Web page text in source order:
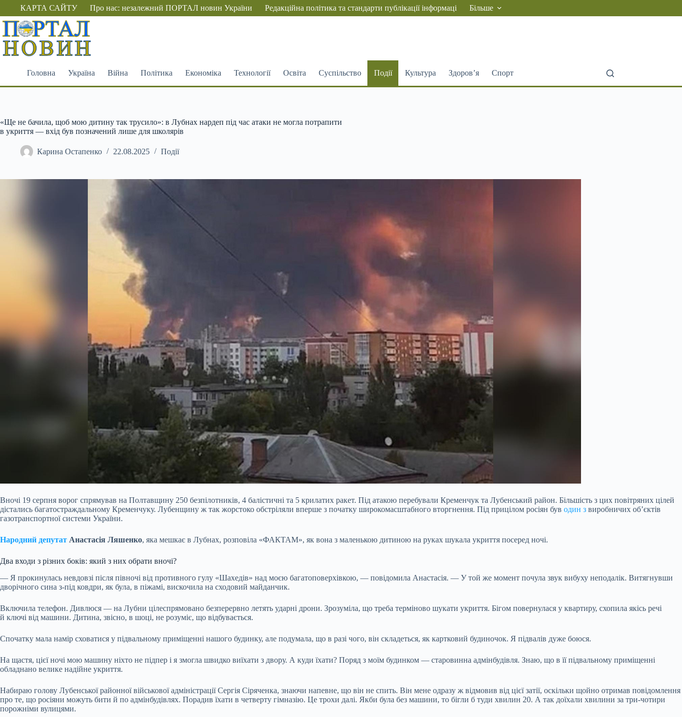
Перейти
вмісту
КАРТА САЙТУ Про нас: незалежний ПОРТАЛ новин України Редакційна політика та стандарти публікації інформаці Більше
Головна Україна Війна Політика Економіка Технології Освіта Суспільство Події Культура Здоров’я Спорт
«Ще не бачила, щоб мою дитину так трусило»: в Лубнах нардеп під час атаки не могла потрапити
в укриття — вхід був позначений лише для школярів
Карина Остапенко 22.08.2025 Події
Вночі 19 серпня ворог спрямував на Полтавщину 250 безпілотників, 4 балістичні та 5 крилатих ракет. Під атакою перебували Кременчук та Лубенський район. Більшість з цих повітряних цілей
дістались багатостраждальному Кременчуку. Лубенщину ж так жорстоко обстріляли вперше з початку широкомасштабного вторгнення. Під прицілом росіян був один з виробничих об’єктів
газотранспортної системи України.
Народний депутат Анастасія Ляшенко, яка мешкає в Лубнах, розповіла «ФАКТАМ», як вона з маленькою дитиною на руках шукала укриття посеред ночі.
Два входи з різних боків: який з них обрати вночі?
— Я прокинулась невдовзі після півночі від противного гулу «Шахедів» над моєю багатоповерхівкою, — повідомила Анастасія. — У той же момент почула звук вибуху неподалік. Витягнувши
дворічного сина з-під ковдри, як була, в піжамі, вискочила на сходовий майданчик.
Включила телефон. Дивлюся — на Лубни цілеспрямовано безперервно летять ударні дрони. Зрозуміла, що треба терміново шукати укриття. Бігом повернулася у квартиру, схопила якісь речі
й ключі від машини. Дитина, звісно, в шоці, не розуміє, що відбувається.
Спочатку мала намір сховатися у підвальному приміщенні нашого будинку, але подумала, що в разі чого, він складеться, як картковий будиночок. Я підвалів дуже боюся.
На щастя, цієї ночі мою машину ніхто не підпер і я змогла швидко виїхати з двору. А куди їхати? Поряд з моїм будинком — старовинна адмінбудівля. Знаю, що в її підвальному приміщенні
обладнано велике надійне укриття.
Набираю голову Лубенської районної військової адміністрації Сергія Сіряченка, знаючи напевне, що він не спить. Він мене одразу ж відмовив від цієї затії, оскільки щойно отримав повідомлення
про те, що росіяни можуть бити й по адмінбудівлях. Порадив їхати в четверту гімназію. Це трохи далі. Якби була без машини, то бігли б туди хвилин 20. А так доїхали хвилини за три-чотири
порожніми вулицями.